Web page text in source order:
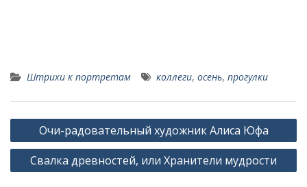
Штрихи к портретам коллеги, осень, прогулки
Навигация
по
записям
Очи-радовательный художник Алиса Юфа
Свалка древностей, или Хранители мудрости